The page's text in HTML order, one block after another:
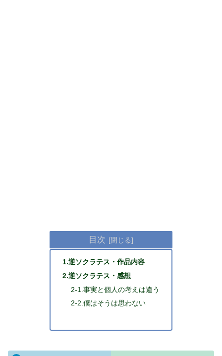
目次
1.逆ソクラテス・作品内容
2.逆ソクラテス・感想
2-1.事実と個人の考えは違う
2-2.僕はそうは思わない